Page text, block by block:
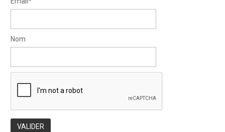
Nom